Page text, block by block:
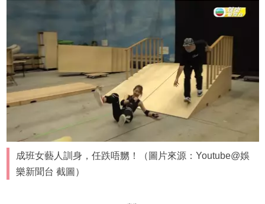
成班女藝人訓身，任跌唔嬲！（圖片來源：Youtube@娛
樂新聞台 截圖）